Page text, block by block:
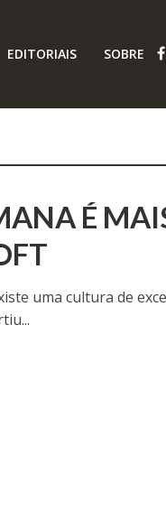
EDITORIAIS SOBRE
É
uma cultura de